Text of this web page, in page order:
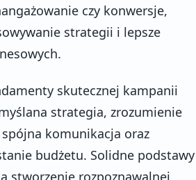
czy konwersje,
strategii i lepsze
skutecznej kampanii
strategia, zrozumienie
komunikacja oraz
budżetu. Solidne podstawy
stworzenie rozpoznawalnej